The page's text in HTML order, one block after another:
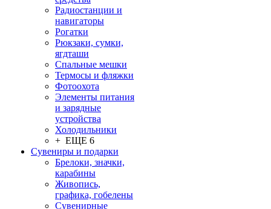
Радиостанции и
навигаторы
Рогатки
Рюкзаки, сумки,
ягдташи
Спальные мешки
Термосы и фляжки
Фотоохота
Элементы питания
и зарядные
устройства
Холодильники
+ ЕЩЕ 6
Сувениры и подарки
Брелоки, значки,
карабины
Живопись,
графика, гобелены
Сувенирные